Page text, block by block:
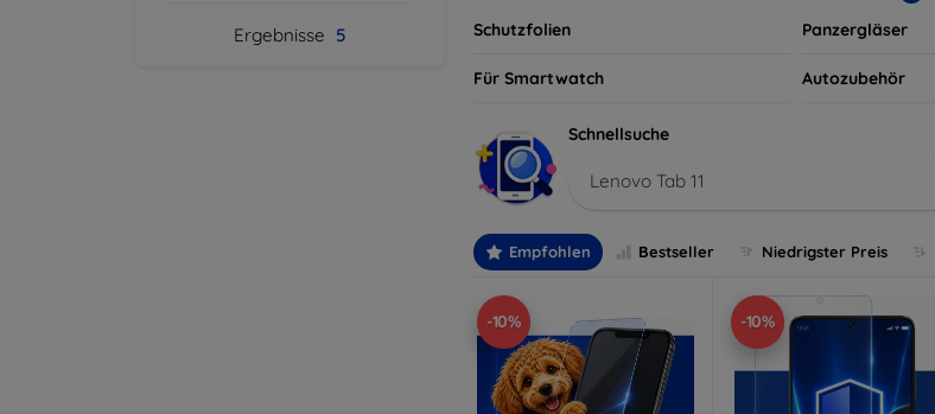
Ergebnisse 5 Schutzfolien Panzergläser
Für Smartwatch Autozubehör
Schnellsuche
Lenovo Tab 11
Empfohlen Bestseller Niedrigster Preis
-10% -10%